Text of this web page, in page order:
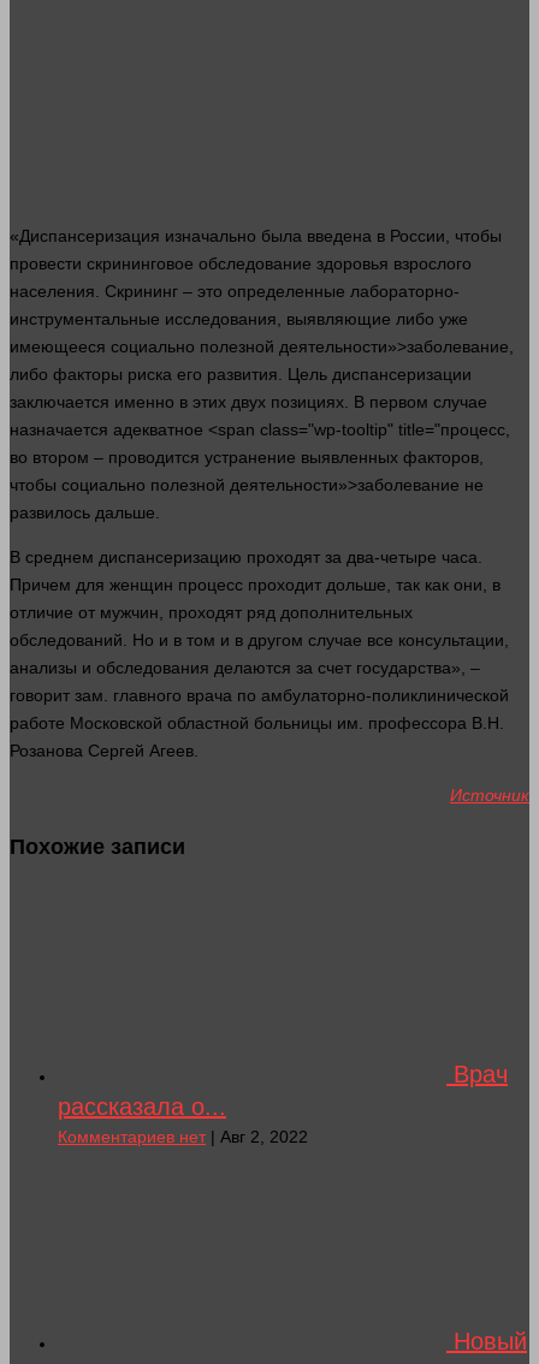
«Диспансеризация изначально была введена в России, чтобы
провести скрининговое обследование здоровья взрослого
населения. Скрининг – это определенные лабораторно-
инструментальные исследования, выявляющие либо уже
имеющееся социально полезной деятельности»>заболевание,
либо факторы риска его развития . Цель диспансеризации
заключается именно в этих двух позициях. В первом случае
назначается адекватное <span class="wp-tooltip" title="процесс,
во втором – проводится устранение выявленных факторов
чтобы социально полезной деятельности»>заболевание не
развилось дальше.
В среднем диспансеризацию проходят за два-четыре часа.
Причем для женщин процесс проходит дольше, так как они, в
отличие от мужчин, проходят ряд дополнительных
обследований. Но и в том и в другом случае все консультации,
анализы и обследования делаются за счет государства», –
говорит зам. главного врача по амбулаторно-поликлинической
работе Московской областной больницы им. профессора В.Н.
Розанова Сергей Агеев.
Источник
Похожие записи
Врач
рассказала о...
Комментариев нет| Авг 2, 2022
Новый